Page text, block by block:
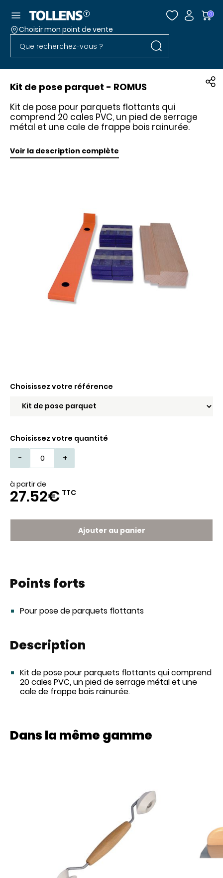
0
Passer la liste des magasins et aller au pied
Choisir mon point de vente
Rechercher dans le site Rechercher
Accéder au menu
Kit de pose parquet - ROMUS
Kit de pose pour parquets flottants qui
comprend 20 cales PVC, un pied de serrage
métal et une cale de frappe bois rainurée.
Voir la description complète
Choisissez votre référence
Choisissez votre quantité
-
+
à partir de
27.52€ TTC
Ajouter au panier
Points forts
Pour pose de parquets flottants
Description
Kit de pose pour parquets flottants qui comprend
20 cales PVC, un pied de serrage métal et une
cale de frappe bois rainurée.
Dans la même gamme